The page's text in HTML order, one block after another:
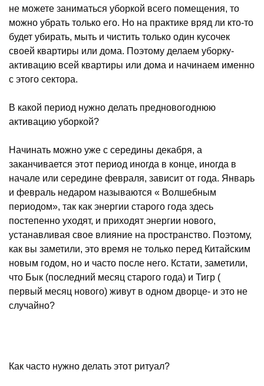
не можете заниматься уборкой всего помещения, то
можно убрать только его. Но на практике вряд ли кто-то
будет убирать, мыть и чистить только один кусочек
своей квартиры или дома. Поэтому делаем уборку-
активацию всей квартиры или дома и начинаем именно
с этого сектора.
В какой период нужно делать предновогоднюю
активацию уборкой?
Начинать можно уже с середины декабря, а
заканчивается этот период иногда в конце, иногда в
начале или середине февраля, зависит от года. Январь
и февраль недаром называются « Волшебным
периодом», так как энергии старого года здесь
постепенно уходят, и приходят энергии нового,
устанавливая свое влияние на пространство. Поэтому,
как вы заметили, это время не только перед Китайским
новым годом, но и часто после него. Кстати, заметили,
что Бык (последний месяц старого года) и Тигр (
первый месяц нового) живут в одном дворце- и это не
случайно?
Как часто нужно делать этот ритуал?